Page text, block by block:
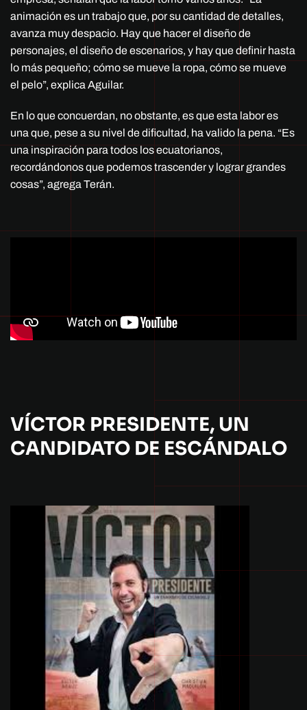
animación es un trabajo que, por su cantidad de detalles,
avanza muy despacio. Hay que hacer el diseño de
personajes, el diseño de escenarios, y hay que definir hasta
lo más pequeño; cómo se mueve la ropa, cómo se mueve
el pelo”, explica Aguilar.
En lo que concuerdan, no obstante, es que esta labor es
una que, pese a su nivel de dificultad, ha valido la pena. “Es
una inspiración para todos los ecuatorianos,
recordándonos que podemos trascender y lograr grandes
cosas”, agrega Terán.
VÍCTOR PRESIDENTE, UN
CANDIDATO DE ESCÁNDALO